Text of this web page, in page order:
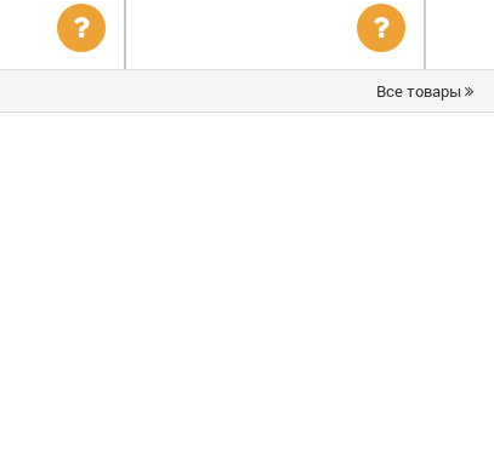
Уточнити
ціну
Уточнити
ціну
Все товары